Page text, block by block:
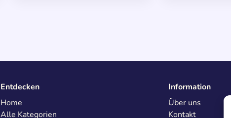
Entdecken
Home
Alle Kategorien
Information
Über uns
Kontakt